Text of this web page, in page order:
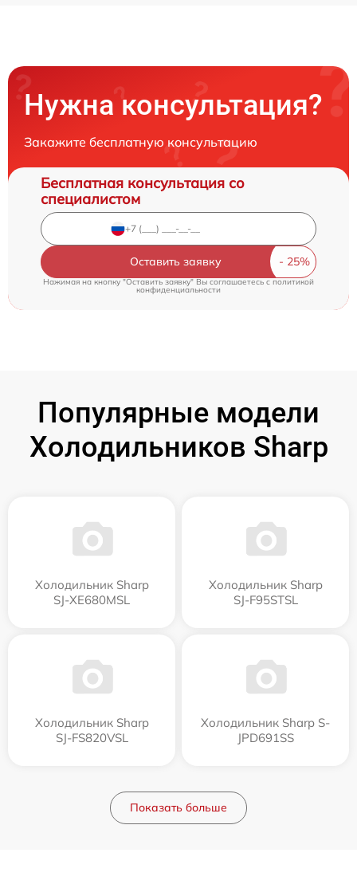
Нужна консультация?
Закажите бесплатную консультацию
Бесплатная консультация со
специалистом
Оставить заявку
Нажимая на кнопку "Оставить заявку" Вы соглашаетесь cполитикой
конфиденциальности
Популярные модели
Холодильников Sharp
Холодильник Sharp
SJ-XE680MSL
Холодильник Sharp
SJ-F95STSL
Холодильник Sharp
SJ-FS820VSL
Холодильник Sharp S-
JPD691SS
Показать больше